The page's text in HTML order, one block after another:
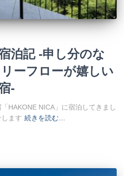
泊記 -申し分のな
ーフローが嬉しい
-
HAKONE NICA」に宿泊してきまし
ます 続きを読む…